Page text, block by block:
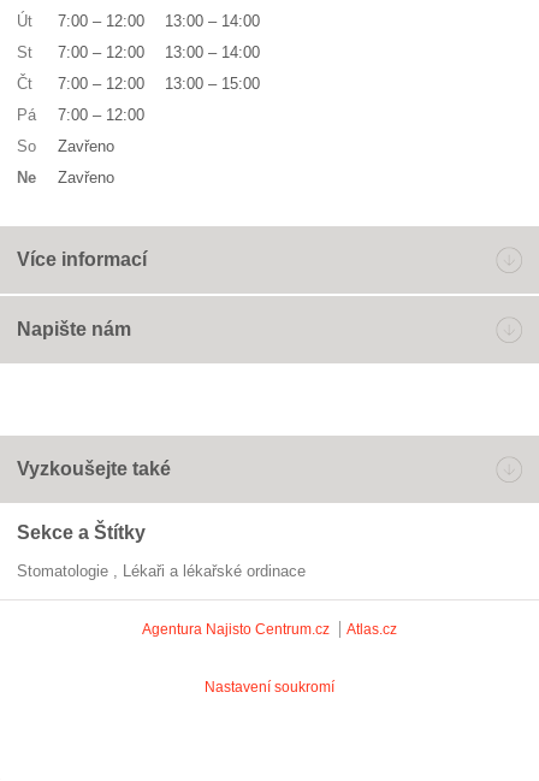
Út
7:00 – 12:00 13:00 – 14:00
St
7:00 – 12:00 13:00 – 14:00
Čt
7:00 – 12:00 13:00 – 15:00
Pá
7:00 – 12:00
So
Zavřeno
Ne
Zavřeno
Více informací
Napište nám
Vyzkoušejte také
Sekce a Štítky
Stomatologie Lékaři a lékařské ordinace
Agentura Najisto Centrum.cz Atlas.cz
Nastavení soukromí